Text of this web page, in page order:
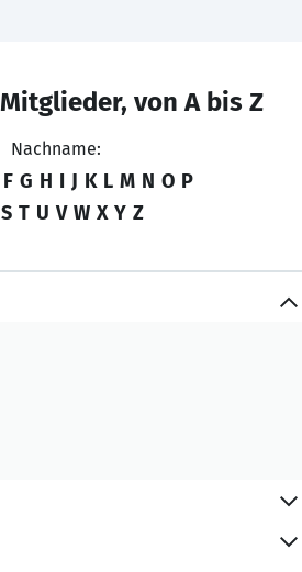
Mitglieder, von A bis Z
Nachname:
F G H I J K L M N O P
S T U V W X Y Z